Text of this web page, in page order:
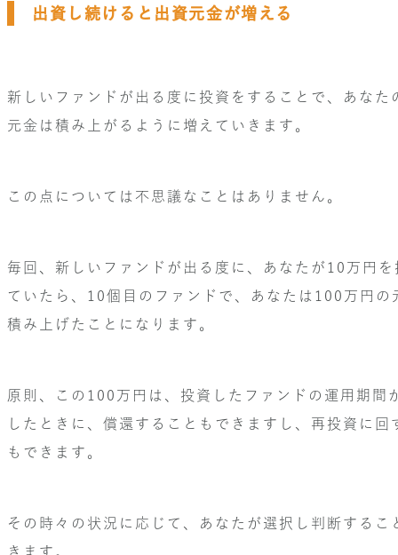
出資し続けると出資元金が増える
新しいファンドが出る度に投資をすることで、あなた
元金は積み上がるように増えていきます。
この点については不思議なことはありません。
毎回、新しいファンドが出る度に、あなたが10万円を
ていたら、10個目のファンドで、あなたは100万円の
積み上げたことになります。
原則、この100万円は、投資したファンドの運用期間
したときに、償還することもできますし、再投資に回
もできます。
その時々の状況に応じて、あなたが選択し判断するこ
きます。